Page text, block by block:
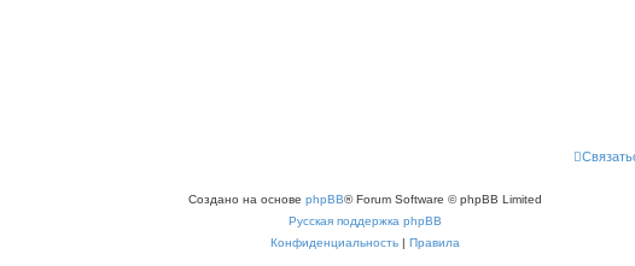
Создано на основе phpBB® Forum Software © phpBB Limited
Русская поддержка phpBB
Конфиденциальность | Правила